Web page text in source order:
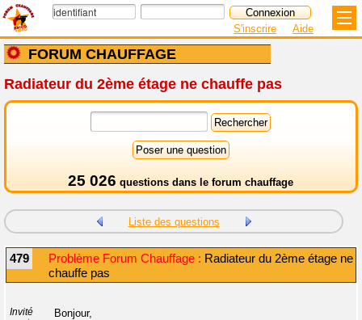
FORUM CHAUFFAGE
S'inscrire Aide
Radiateur du 2ème étage ne chauffe pas
25 026 questions dans le forum chauffage
Liste des questions
479 Problème Forum Chauffage : Radiateur du 2ème étage ne
chauffe pas
Invité
Bonjour,